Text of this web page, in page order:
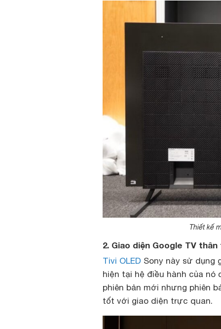
Thiết kế
2. Giao diện Google TV thân
Tivi OLED Sony này sử dụng
hiện tại hệ điều hành của
phiên bản mới nhưng phiên
tốt với giao diện trực quan.